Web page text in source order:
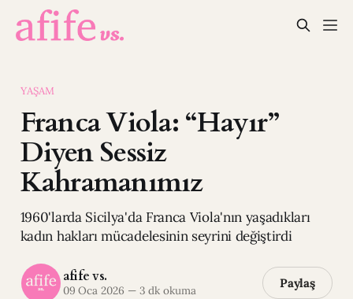
YAŞAM
Franca Viola: “Hayır”
Diyen Sessiz
Kahramanımız
1960'larda Sicilya'da Franca Viola'nın yaşadıkları
kadın hakları mücadelesinin seyrini değiştirdi
afife vs.
09 Oca 2026 —3 dk okuma Paylaş